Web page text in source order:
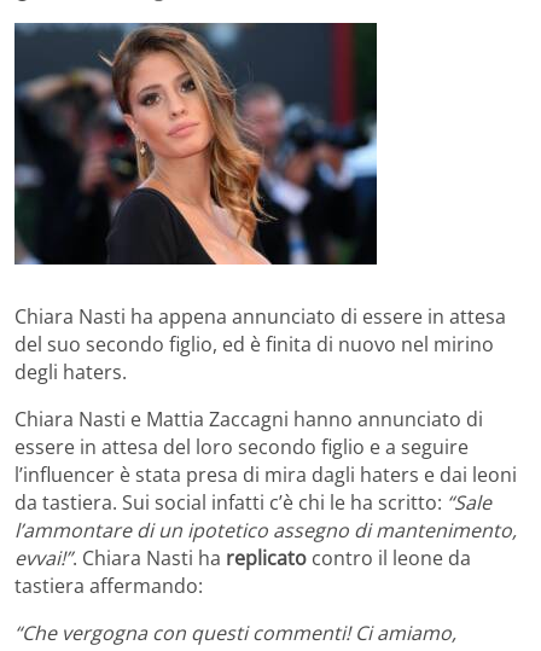
Chiara Nasti ha appena annunciato di essere in attesa
del suo secondo figlio, ed è finita di nuovo nel mirino
degli haters.
Chiara Nasti e Mattia Zaccagni hanno annunciato di
essere in attesa del loro secondo figlio e a seguire
l’influencer è stata presa di mira dagli haters e dai leoni
da tastiera. Sui social infatti c’è chi le ha scritto: “Sale
l’ammontare di un ipotetico assegno di mantenimento,
evvai!”. Chiara Nasti ha replicato contro il leone da
tastiera affermando:
“Che vergogna con questi commenti! Ci amiamo,